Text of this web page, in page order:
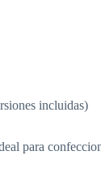
incluidas)
para